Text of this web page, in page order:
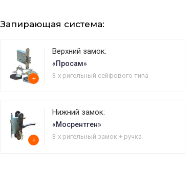
Запирающая система:
+
Верхний замок:
«Просам»
3-х ригельный сейфового типа
+
Нижний замок:
«Мосрентген»
3-х ригельный замок + ручка